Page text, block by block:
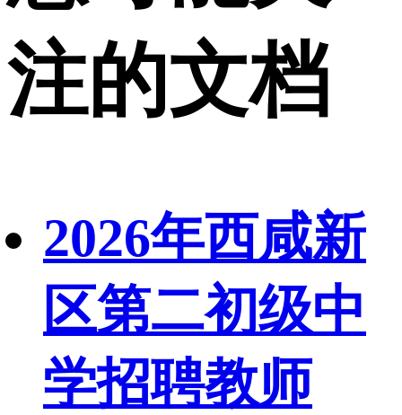
注的文档
2026年西咸新
区第二初级中
学招聘教师